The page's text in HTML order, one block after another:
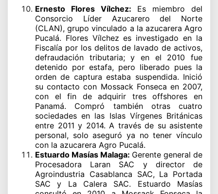
Ernesto Flores Vílchez: Es miembro del
Consorcio Líder Azucarero del Norte
(CLAN), grupo vinculado a la azucarera Agro
Pucalá. Flores Vílchez es investigado en la
Fiscalía por los delitos de lavado de activos,
defraudación tributaria; y en el 2010 fue
detenido por estafa, pero liberado pues la
orden de captura estaba suspendida. Inició
su contacto con Mossack Fonseca en 2007,
con el fin de adquirir tres offshores en
Panamá. Compró también otras cuatro
sociedades en las Islas Vírgenes Británicas
entre 2011 y 2014. A través de su asistente
personal, solo aseguró ya no tener vínculo
con la azucarera Agro Pucalá.
Estuardo Masías Malaga: Gerente general de
Procesadora Laran SAC y director de
Agroindustria Casablanca SAC, La Portada
SAC y La Calera SAC. Estuardo Masías